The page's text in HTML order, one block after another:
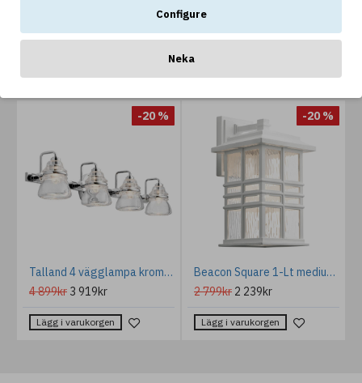
Configure
Neka
ANDRA GILLAR OCKSÅ...
-20 %
Talland 4 vägglampa krom/glas 16,3 cm IP44
4 899kr 3 919kr
Lägg i varukorgen
-20 %
Beacon Square 1-Lt medium utomhus vägglampa vit/glas 36cm IP44
2 799kr 2 239kr
Lägg i varukorgen